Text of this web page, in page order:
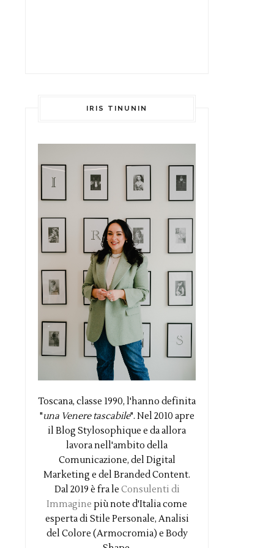
IRIS TINUNIN
Toscana, classe 1990, l'hanno definita
"una Venere tascabile". Nel 2010 apre
il Blog Stylosophique e da allora
lavora nell'ambito della
Comunicazione, del Digital
Marketing e del Branded Content.
Dal 2019 è fra le Consulenti di
Immagine più note d'Italia come
esperta di Stile Personale, Analisi
del Colore (Armocromia) e Body